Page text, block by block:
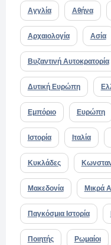
Αγγλία Αθήνα
Αρχαιολογία Ασία
Βυζαντινή Αυτοκρατορία
Δυτική Ευρώπη
Εμπόριο Ευρώπη
Ιστορία Ιταλία
Κυκλάδες
Μακεδονία Μικρά
Παγκόσμια Ιστορία
Ποιητής Ρωμαίοι